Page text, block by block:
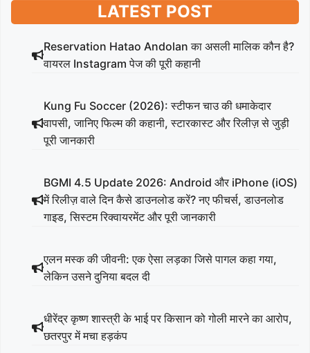
LATEST POST
Reservation Hatao Andolan का असली मालिक कौन है?
वायरल Instagram पेज की पूरी कहानी
Kung Fu Soccer (2026): स्टीफन चाउ की धमाकेदार
वापसी, जानिए फिल्म की कहानी, स्टारकास्ट और रिलीज़ से जुड़ी
पूरी जानकारी
BGMI 4.5 Update 2026: Android और iPhone (iOS)
में रिलीज़ वाले दिन कैसे डाउनलोड करें? नए फीचर्स, डाउनलोड
गाइड, सिस्टम रिक्वायरमेंट और पूरी जानकारी
एलन मस्क की जीवनी: एक ऐसा लड़का जिसे पागल कहा गया,
लेकिन उसने दुनिया बदल दी
धीरेंद्र कृष्ण शास्त्री के भाई पर किसान को गोली मारने का आरोप,
छतरपुर में मचा हड़कंप